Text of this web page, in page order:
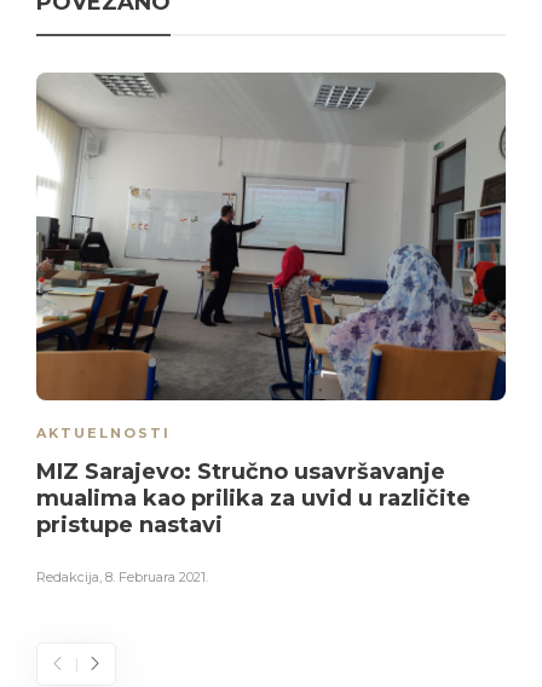
AKTUELNOSTI
MIZ Sarajevo: Stručno usavršavanje
mualima kao prilika za uvid u različite
pristupe nastavi
Redakcija, 8. Februara 2021.